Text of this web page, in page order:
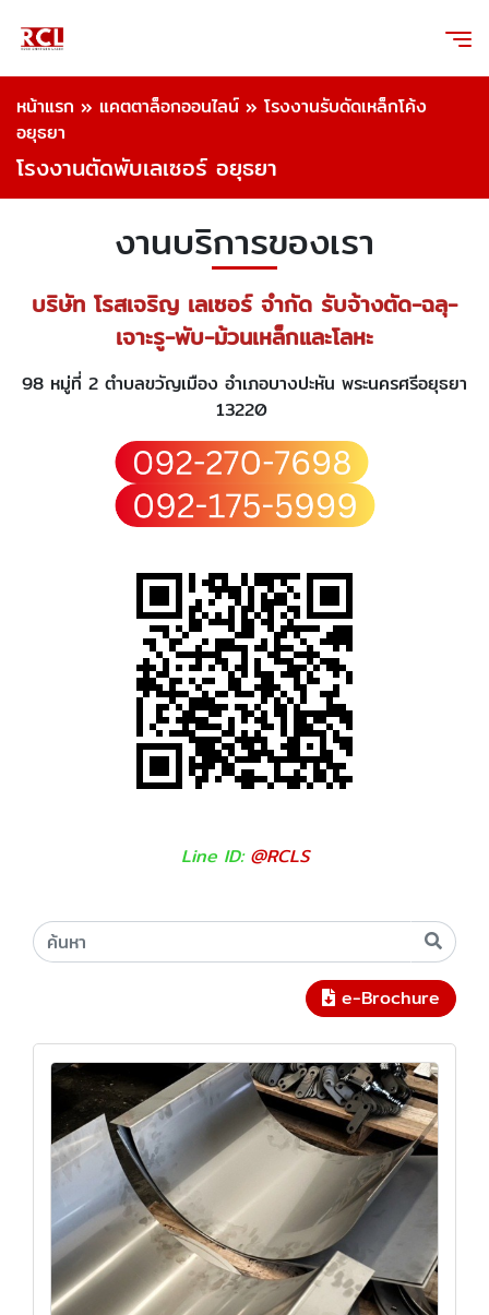
หน้าแรก » แคตตาล็อกออนไลน์ » โรงงานรับดัดเหล็กโค้ง
อยุธยา
โรงงานตัดพับเลเซอร์ อยุธยา
งานบริการของเรา
บริษัท โรสเจริญ เลเซอร์ จำกัด รับจ้างตัด-ฉลุ-
เจาะรู-พับ-ม้วนเหล็กและโลหะ
98 หมู่ที่ 2 ตำบลขวัญเมือง อำเภอบางปะหัน พระนครศรีอยุธยา
13220
Line ID: @RCLS
e-Brochure